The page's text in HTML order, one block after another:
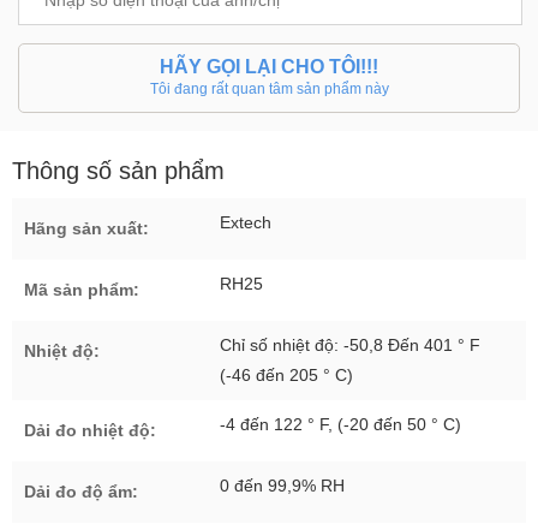
HÃY GỌI LẠI CHO TÔI!!!
Tôi đang rất quan tâm sản phẩm này
Thông số sản phẩm
Hãng sản xuất: Extech
Mã sản phẩm: RH25
Nhiệt độ:
Chỉ số nhiệt độ: -50,8 Đến 401 ° F
(-46 đến 205 ° C)
Dải đo nhiệt độ: -4 đến 122 ° F, (-20 đến 50 ° C)
Dải đo độ ẩm: 0 đến 99,9% RH